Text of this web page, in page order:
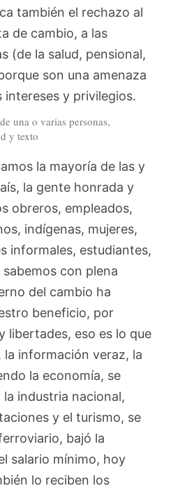
también el rechazo al
de cambio, a las
(de la salud, pensional,
son una amenaza
intereses y privilegios.
la mayoría de las y
la gente honrada y
obreros, empleados,
indígenas, mujeres,
informales, estudiantes,
con plena
del cambio ha
beneficio, por
libertades, eso es lo que
información veraz, la
la economía, se
industria nacional,
y el turismo, se
bajó la
salario mínimo, hoy
lo reciben los